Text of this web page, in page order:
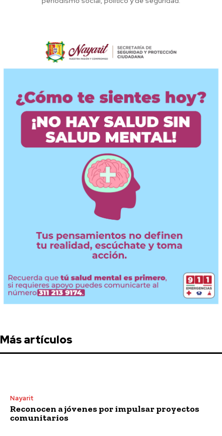
Más artículos
Nayarit
Reconocen a jóvenes por impulsar proyectos
comunitarios